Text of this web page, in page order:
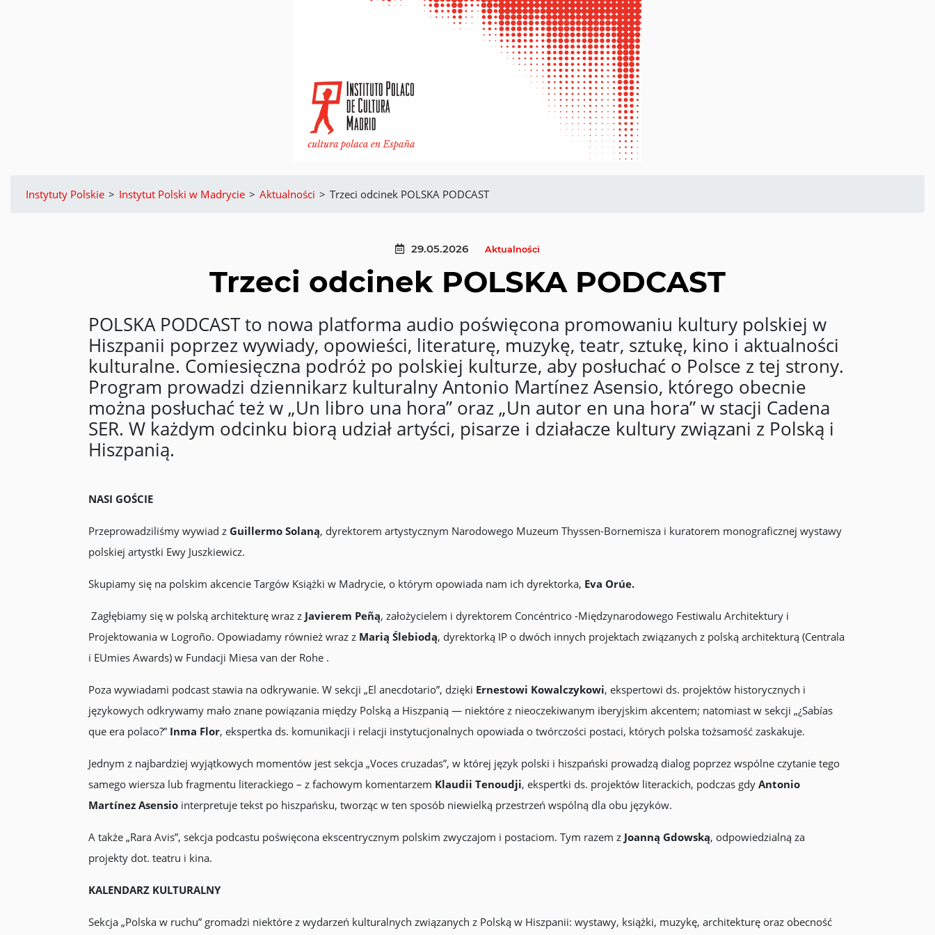
Instytuty Polskie > Instytut Polski w Madrycie > Aktualności > Trzeci odcinek POLSKA PODCAST
29.05.2026 Aktualności
Trzeci odcinek POLSKA PODCAST
POLSKA PODCAST to nowa platforma audio poświęcona promowaniu kultury polskiej w
Hiszpanii poprzez wywiady, opowieści, literaturę, muzykę, teatr, sztukę, kino i aktualności
kulturalne. Comiesięczna podróż po polskiej kulturze, aby posłuchać o Polsce z tej strony.
Program prowadzi dziennikarz kulturalny Antonio Martínez Asensio, którego obecnie
można posłuchać też w „Un libro una hora” oraz „Un autor en una hora” w stacji Cadena
SER. W każdym odcinku biorą udział artyści, pisarze i działacze kultury związani z Polską i
Hiszpanią.
NASI GOŚCIE
Przeprowadziliśmy wywiad z Guillermo Solaną, dyrektorem artystycznym Narodowego Muzeum Thyssen-Bornemisza i kuratorem monograficznej wystawy
polskiej artystki Ewy Juszkiewicz.
Skupiamy się na polskim akcencie Targów Książki w Madrycie, o którym opowiada nam ich dyrektorka, Eva Orúe.
Zagłębiamy się w polską architekturę wraz z Javierem Peñą, założycielem i dyrektorem Concéntrico -Międzynarodowego Festiwalu Architektury i
Projektowania w Logroño. Opowiadamy również wraz z Marią Ślebiodą, dyrektorką IP o dwóch innych projektach związanych z polską architekturą (Centrala
i EUmies Awards) w Fundacji Miesa van der Rohe .
Poza wywiadami podcast stawia na odkrywanie. W sekcji „El anecdotario”, dzięki Ernestowi Kowalczykowi, ekspertowi ds. projektów historycznych i
językowych odkrywamy mało znane powiązania między Polską a Hiszpanią — niektóre z nieoczekiwanym iberyjskim akcentem; natomiast w sekcji „¿Sabías
que era polaco?” Inma Flor, ekspertka ds. komunikacji i relacji instytucjonalnych opowiada o twórczości postaci, których polska tożsamość zaskakuje.
Jednym z najbardziej wyjątkowych momentów jest sekcja „Voces cruzadas”, w której język polski i hiszpański prowadzą dialog poprzez wspólne czytanie tego
samego wiersza lub fragmentu literackiego – z fachowym komentarzem Klaudii Tenoudji, ekspertki ds. projektów literackich, podczas gdy Antonio
Martínez Asensiointerpretuje tekst po hiszpańsku, tworząc w ten sposób niewielką przestrzeń wspólną dla obu języków.
A także „Rara Avis”, sekcja podcastu poświęcona ekscentrycznym polskim zwyczajom i postaciom. Tym razem z Joanną Gdowską, odpowiedzialną za
projekty dot. teatru i kina.
KALENDARZ KULTURALNY
Sekcja „Polska w ruchu” gromadzi niektóre z wydarzeń kulturalnych związanych z Polską w Hiszpanii: wystawy, książki, muzykę, architekturę oraz obecność